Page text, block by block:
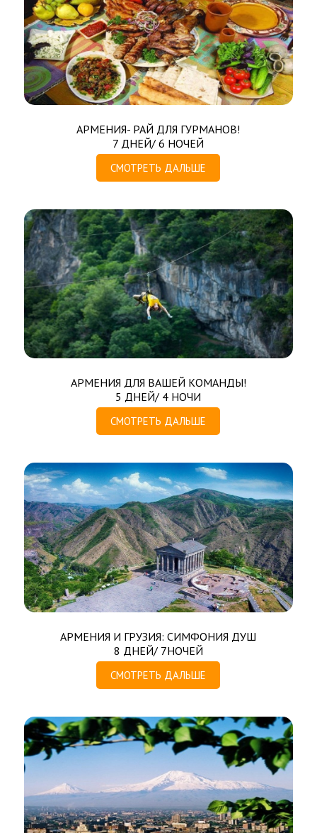
АРМЕНИЯ- РАЙ ДЛЯ ГУРМАНОВ!
7 ДНЕЙ/ 6 НОЧЕЙ
СМОТРЕТЬ ДАЛЬШЕ
АРМЕНИЯ ДЛЯ ВАШЕЙ КОМАНДЫ!
5 ДНЕЙ/ 4 НОЧИ
СМОТРЕТЬ ДАЛЬШЕ
АРМЕНИЯ И ГРУЗИЯ: СИМФОНИЯ ДУШ
8 ДНЕЙ/ 7НОЧЕЙ
СМОТРЕТЬ ДАЛЬШЕ